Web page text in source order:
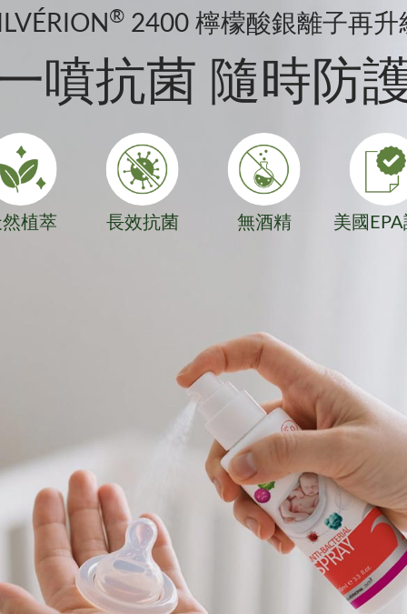
®2400 檸檬酸銀離子再升
噴抗菌 隨時防
植萃 長效抗菌 無酒精 美國